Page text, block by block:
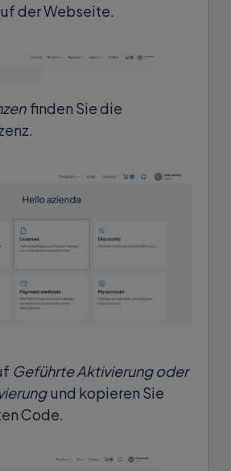
der Webseite.
finden Sie die
Geführte Aktivierung oder
und kopieren Sie
Code.